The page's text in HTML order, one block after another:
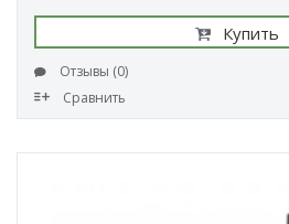
Купить
Отзывы (0)
Сравнить